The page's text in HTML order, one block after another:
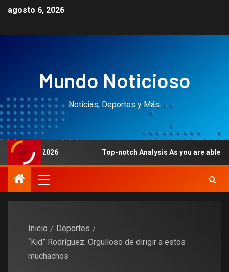
agosto 6, 2026
Mundo Noticioso
Noticias, Deportes y Más.
2026 Top-notch Analysis As you are able to Trust
Inicio
Deportes
“Kid” Rodríguez: Orgulloso de dirigir a estos
muchachos